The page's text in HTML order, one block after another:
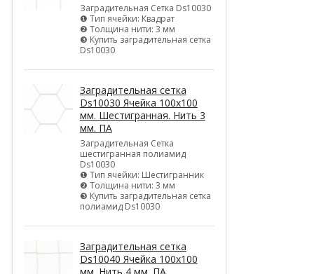
Заградительная Сетка Ds10030
❶ Тип ячейки: Квадрат
❷ Толщина нити: 3 мм
❸ Купить заградительная сетка
Ds10030
Заградительная сетка
Ds10030 Ячейка 100х100
мм. Шестигранная. Нить 3
мм. ПА
Заградительная Сетка
шестигранная полиамид
Ds10030
❶ Тип ячейки: Шестигранник
❷ Толщина нити: 3 мм
❸ Купить заградительная сетка
полиамид Ds10030
Заградительная сетка
Ds10040 Ячейка 100х100